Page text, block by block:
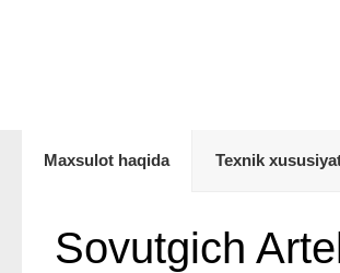
Maxsulot haqida Texnik
Sovutgich